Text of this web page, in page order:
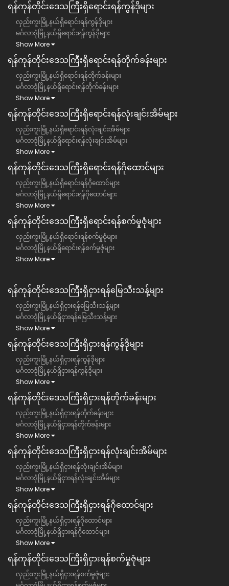
ရန်ကုန်တိုင်းဒေသကြီး​ရှိရောင်းရန်ကွန်ဒိုများ
လှည်းကူးမြို့နယ်ရှိရောင်းရန်ကွန်ဒိုများ
မင်္ဂလာဒုံမြို့နယ်ရှိရောင်းရန်ကွန်ဒိုများ
Show More
ရန်ကုန်တိုင်းဒေသကြီး​ရှိရောင်းရန်တိုက်ခန်းများ
လှည်းကူးမြို့နယ်ရှိရောင်းရန်တိုက်ခန်းများ
မင်္ဂလာဒုံမြို့နယ်ရှိရောင်းရန်တိုက်ခန်းများ
Show More
ရန်ကုန်တိုင်းဒေသကြီး​ရှိရောင်းရန်လုံးချင်းအိမ်များ
လှည်းကူးမြို့နယ်ရှိရောင်းရန်လုံးချင်းအိမ်များ
မင်္ဂလာဒုံမြို့နယ်ရှိရောင်းရန်လုံးချင်းအိမ်များ
Show More
ရန်ကုန်တိုင်းဒေသကြီး​ရှိရောင်းရန်ဂိုထောင်များ
လှည်းကူးမြို့နယ်ရှိရောင်းရန်ဂိုထောင်များ
မင်္ဂလာဒုံမြို့နယ်ရှိရောင်းရန်ဂိုထောင်များ
Show More
ရန်ကုန်တိုင်းဒေသကြီး​ရှိရောင်းရန်စက်မှုဇုံများ
လှည်းကူးမြို့နယ်ရှိရောင်းရန်စက်မှုဇုံများ
မင်္ဂလာဒုံမြို့နယ်ရှိရောင်းရန်စက်မှုဇုံများ
Show More
ရန်ကုန်တိုင်းဒေသကြီး​​ရှိငှားရန်မြေသီးသန့်များ
လှည်းကူးမြို့နယ်ရှိငှားရန်မြေသီးသန့်များ
မင်္ဂလာဒုံမြို့နယ်ရှိငှားရန်မြေသီးသန့်များ
Show More
ရန်ကုန်တိုင်းဒေသကြီး​​ရှိငှားရန်ကွန်ဒိုများ
လှည်းကူးမြို့နယ်ရှိငှားရန်ကွန်ဒိုများ
မင်္ဂလာဒုံမြို့နယ်ရှိငှားရန်ကွန်ဒိုများ
Show More
ရန်ကုန်တိုင်းဒေသကြီး​​ရှိငှားရန်တိုက်ခန်းများ
လှည်းကူးမြို့နယ်ရှိငှားရန်တိုက်ခန်းများ
မင်္ဂလာဒုံမြို့နယ်ရှိငှားရန်တိုက်ခန်းများ
Show More
ရန်ကုန်တိုင်းဒေသကြီး​​ရှိငှားရန်လုံးချင်းအိမ်များ
လှည်းကူးမြို့နယ်ရှိငှားရန်လုံးချင်းအိမ်များ
မင်္ဂလာဒုံမြို့နယ်ရှိငှားရန်လုံးချင်းအိမ်များ
Show More
ရန်ကုန်တိုင်းဒေသကြီး​​ရှိငှားရန်ဂိုထောင်များ
လှည်းကူးမြို့နယ်ရှိငှားရန်ဂိုထောင်များ
မင်္ဂလာဒုံမြို့နယ်ရှိငှားရန်ဂိုထောင်များ
Show More
ရန်ကုန်တိုင်းဒေသကြီး​​ရှိငှားရန်စက်မှုဇုံများ
လှည်းကူးမြို့နယ်ရှိငှားရန်စက်မှုဇုံများ